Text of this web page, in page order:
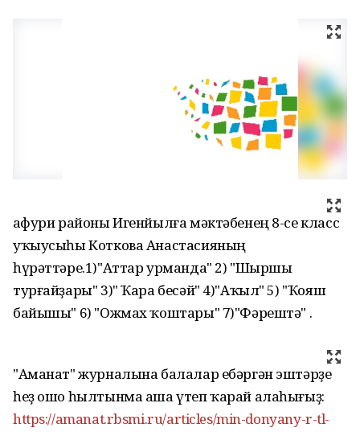
Ғафури районы Игенйылға мәктәбенең 8-се класс
уҡыусыһы Коткова Анастасияның
һүрәттәре.1)"Аттар урманда" 2) "Шыршы
турғайҙары" 3)" Ҡара бесәй" 4)"Аҡыл" 5) "Ҡояш
байышы" 6) "Ожмах ҡоштары" 7)"Фәрештә" .
"Аманат" журналына балалар ебәргән эштәрҙе
һеҙ ошо һылтынма аша үтеп ҡарай алаһығыҙ:
https://amanat.rbsmi.ru/articles/min-donyany-r-tl-